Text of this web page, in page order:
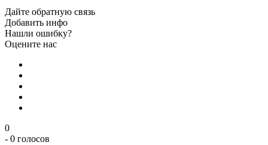
Дайте обратную связь
Добавить инфо
Нашли ошибку?
Оцените нас
0
- 0 голосов